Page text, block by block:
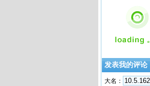
发表我的评论
大名：